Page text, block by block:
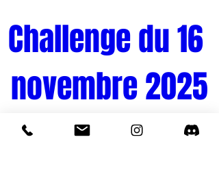
Challenge du 16
novembre 2025
Tournoi Pokémon